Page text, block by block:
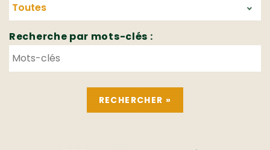
Recherche par mots-clés :